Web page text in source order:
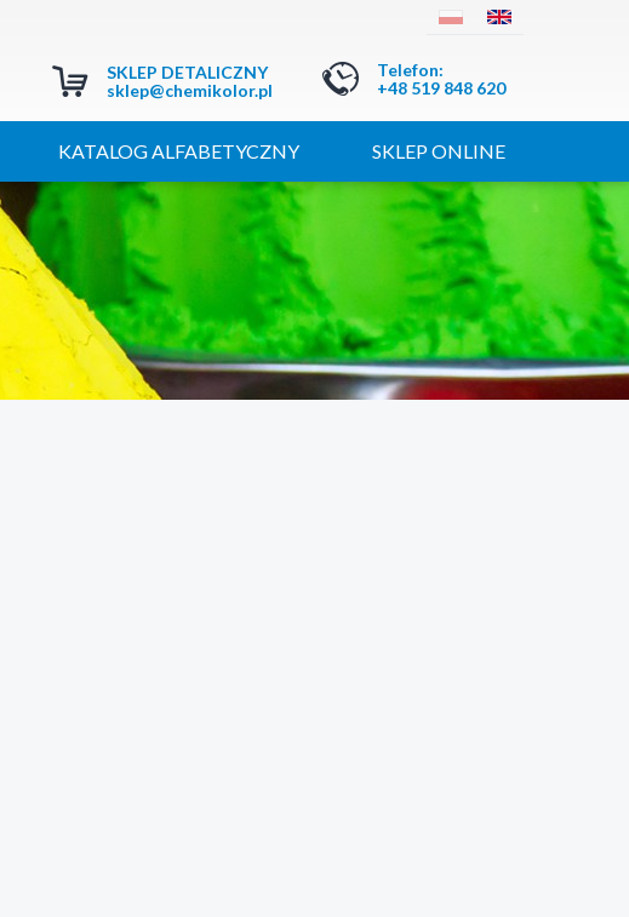
Telefon:
+48 519 848 620
SKLEP DETALICZNY
sklep@chemikolor.pl
KATALOG ALFABETYCZNY SKLEP ONLINE